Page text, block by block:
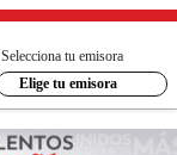
Selecciona tu emisora
Elige tu emisora